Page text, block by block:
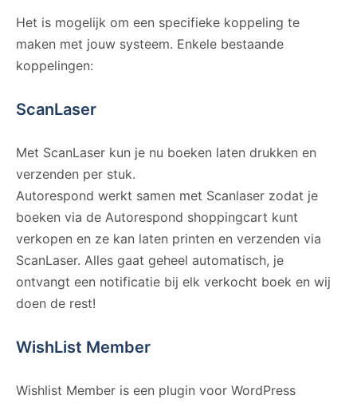
Het is mogelijk om een specifieke koppeling te
maken met jouw systeem. Enkele bestaande
koppelingen:
ScanLaser
Met ScanLaser kun je nu boeken laten drukken en
verzenden per stuk.
Autorespond werkt samen met Scanlaser zodat je
boeken via de Autorespond shoppingcart kunt
verkopen en ze kan laten printen en verzenden via
ScanLaser. Alles gaat geheel automatisch, je
ontvangt een notificatie bij elk verkocht boek en wij
doen de rest!
WishList Member
Wishlist Member is een plugin voor WordPress